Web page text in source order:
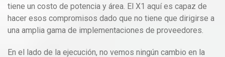
tiene un costo de potencia y área. El X1 aquí es capaz de
hacer esos compromisos dado que no tiene que dirigirse a
una amplia gama de implementaciones de proveedores.
En el lado de la ejecución, no vemos ningún cambio en la